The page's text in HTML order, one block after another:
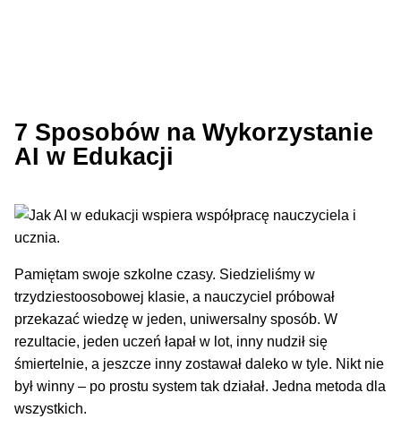
7 Sposobów na Wykorzystanie
AI w Edukacji
Pamiętam swoje szkolne czasy. Siedzieliśmy w
trzydziestoosobowej klasie, a nauczyciel próbował
przekazać wiedzę w jeden, uniwersalny sposób. W
rezultacie, jeden uczeń łapał w lot, inny nudził się
śmiertelnie, a jeszcze inny zostawał daleko w tyle. Nikt nie
był winny – po prostu system tak działał. Jedna metoda dla
wszystkich.